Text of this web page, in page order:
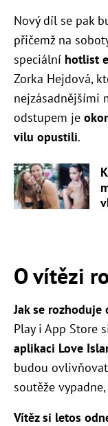
Nový díl se pak
přičemž na
speciální hotlist
Zorka Hejdová,
nejzásadnějšími
odstupem je
vilu opustili.
O vítězi
Jak se
Play i App Store
aplikaci Love
budou
soutěže
Vítěz si letos